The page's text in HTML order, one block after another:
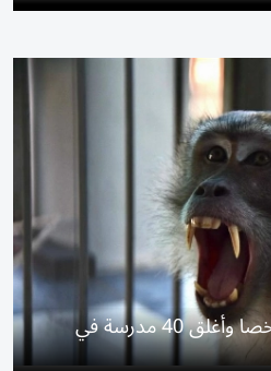
توقيف قرد أصاب 18 شخصا وأغلق 40 مدرسة في